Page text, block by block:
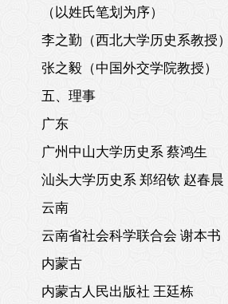
（以姓氏笔划为序）
李之勤（西北大学历史系教授）
张之毅（中国外交学院教授）
五、理事
广东
广州中山大学历史系 蔡鸿生
汕头大学历史系 郑绍钦 赵春晨
云南
云南省社会科学联合会 谢本书
内蒙古
内蒙古人民出版社 王廷栋